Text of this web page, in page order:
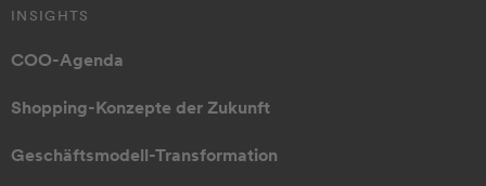
INSIGHTS
COO-Agenda
Shopping-Konzepte der Zukunft
Geschäftsmodell-Transformation